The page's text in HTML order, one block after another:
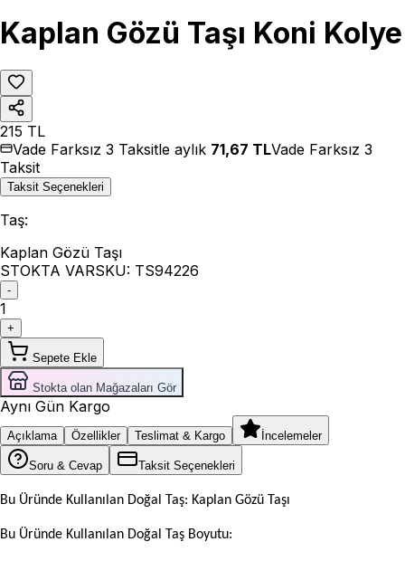
Kaplan Gözü Taşı Koni Kolye
215 TL
Vade Farksız 3 Taksitle aylık 71,67 TLVade Farksız 3
Taksit
Taksit Seçenekleri
Taş:
Kaplan Gözü Taşı
STOKTA VARSKU: TS94226
-
1
+
Sepete Ekle
Stokta olan Mağazaları Gör
Aynı Gün Kargo
Açıklama Özellikler Teslimat & Kargo İncelemeler
Soru & Cevap Taksit Seçenekleri
Bu Üründe Kullanılan Doğal Taş: Kaplan Gözü Taşı
Bu Üründe Kullanılan Doğal Taş Boyutu: